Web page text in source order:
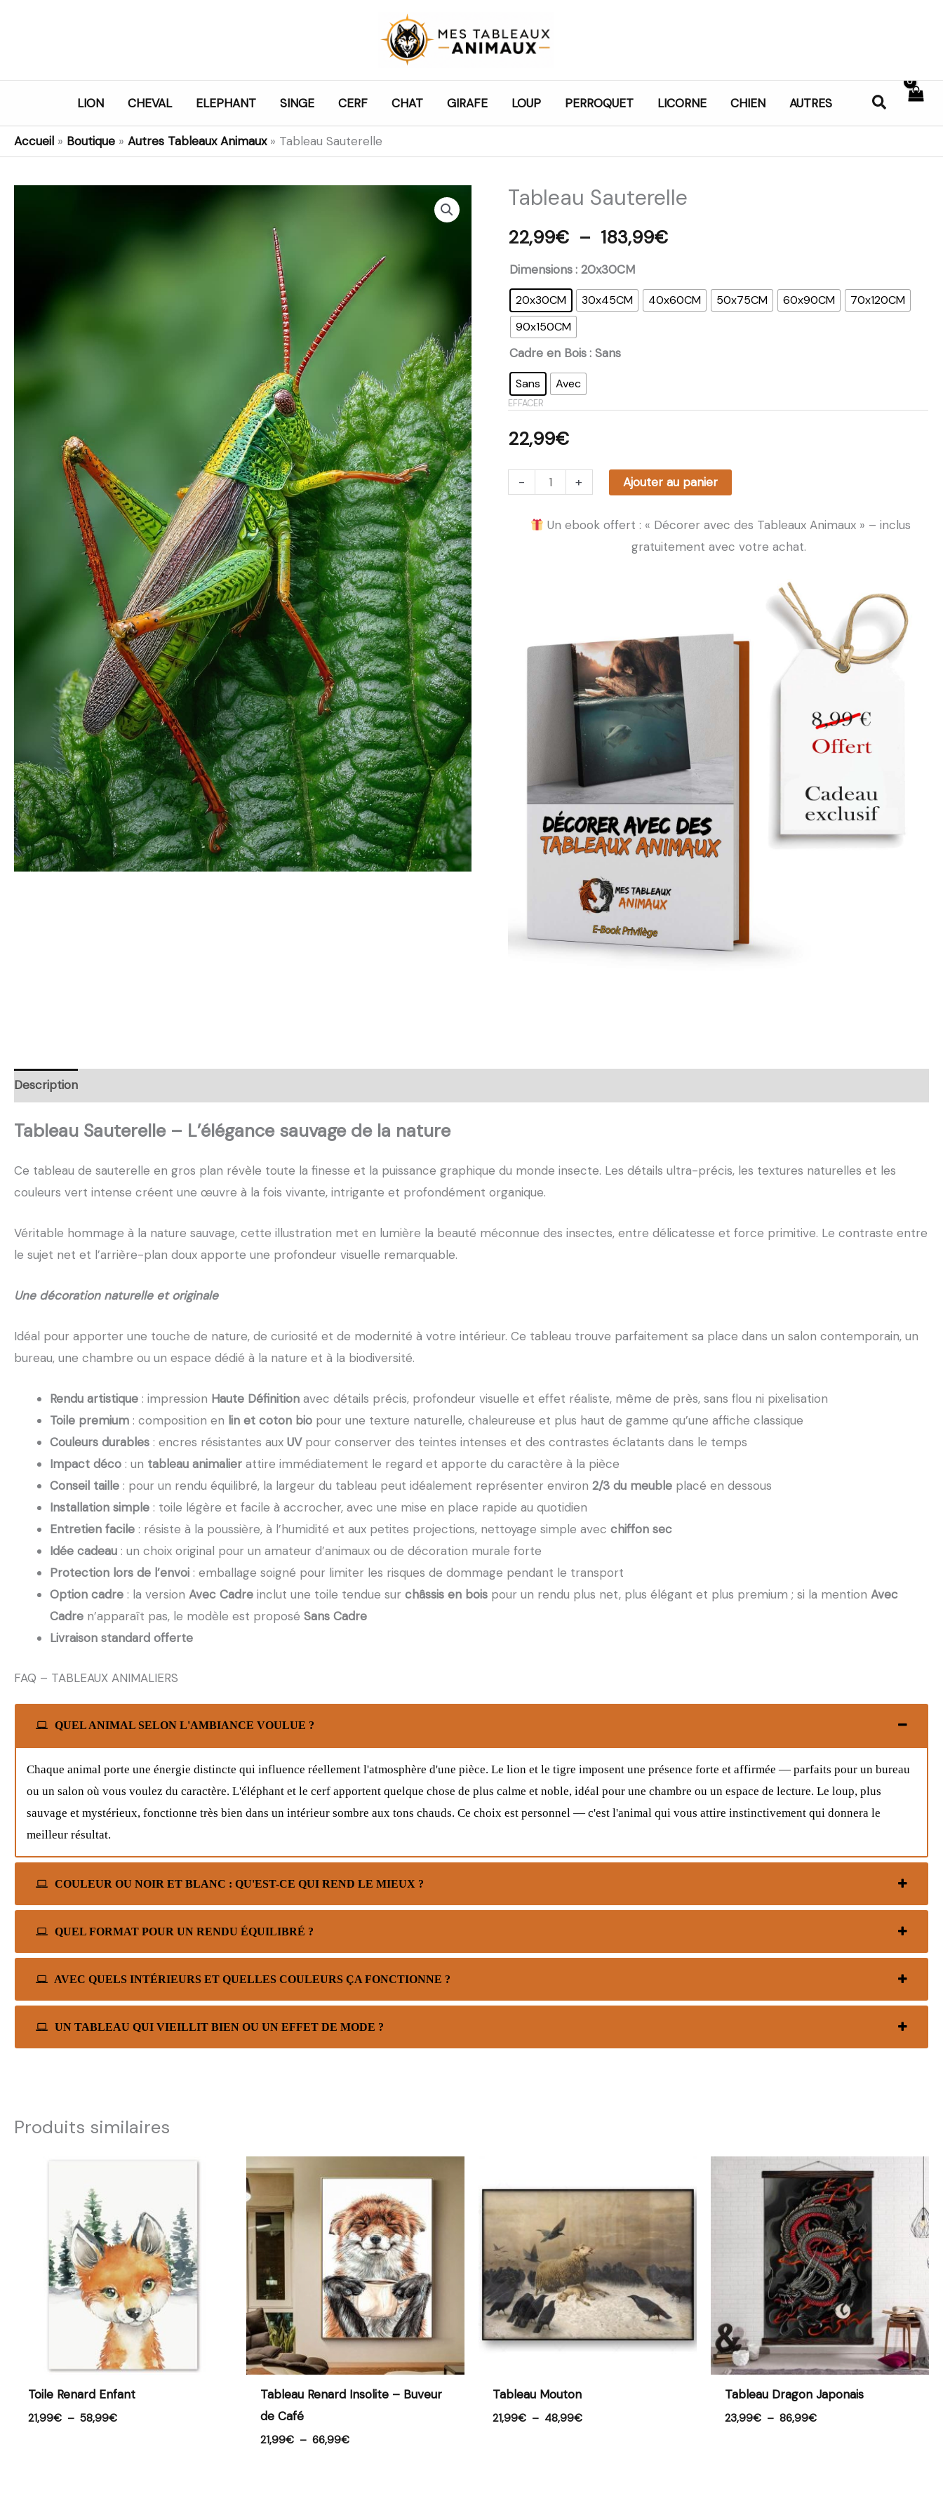
LION CHEVAL ELEPHANT SINGE CERF CHAT GIRAFE LOUP PERROQUET LICORNE CHIEN AUTRES
Accueil » Boutique » Autres Tableaux Animaux» Tableau Sauterelle
Tableau Sauterelle
22,99€ – 183,99€
Plage
de
22,99€
Dimensions: 20x30CM
20x30CM 30x45CM 40x60CM 50x75CM 60x90CM
70x120CM
90x150CM
Cadre en Bois: Sans
Sans Avec
EFFACER
22,99€
-
quantité
Tableau
Sauterelle
+ Ajouter au panier
Un ebook offert : « Décorer avec des Tableaux Animaux » – inclus
gratuitement avec votre achat.
Description
Tableau Sauterelle – L’élégance sauvage de la nature
Ce tableau de sauterelle en gros plan révèle toute la finesse et la puissance graphique du monde insecte. Les détails ultra-précis, les textures naturelles et les
couleurs vert intense créent une œuvre à la fois vivante, intrigante et profondément organique.
Véritable hommage à la nature sauvage, cette illustration met en lumière la beauté méconnue des insectes, entre délicatesse et force primitive. Le contraste entre
le sujet net et l’arrière-plan doux apporte une profondeur visuelle remarquable.
Une décoration naturelle et originale
Idéal pour apporter une touche de nature, de curiosité et de modernité à votre intérieur. Ce tableau trouve parfaitement sa place dans un salon contemporain, un
bureau, une chambre ou un espace dédié à la nature et à la biodiversité.
Rendu artistique : impression Haute Définition avec détails précis, profondeur visuelle et effet réaliste, même de près, sans flou ni pixelisation
Toile premium : composition en lin et coton bio pour une texture naturelle, chaleureuse et plus haut de gamme qu’une affiche classique
Couleurs durables : encres résistantes aux UVpour conserver des teintes intenses et des contrastes éclatants dans le temps
Impact déco : un tableau animalier attire immédiatement le regard et apporte du caractère à la pièce
Conseil taille : pour un rendu équilibré, la largeur du tableau peut idéalement représenter environ 2/3 du meuble placé en dessous
Installation simple : toile légère et facile à accrocher, avec une mise en place rapide au quotidien
Entretien facile : résiste à la poussière, à l’humidité et aux petites projections, nettoyage simple avec chiffon sec
Idée cadeau : un choix original pour un amateur d’animaux ou de décoration murale forte
Protection lors de l’envoi : emballage soigné pour limiter les risques de dommage pendant le transport
Option cadre : la version Avec Cadre inclut une toile tendue sur châssis en bois pour un rendu plus net, plus élégant et plus premium ; si la mention Avec
Cadre n’apparaît pas, le modèle est proposé Sans Cadre
Livraison standard offerte
FAQ – TABLEAUX ANIMALIERS
QUEL ANIMAL SELON L'AMBIANCE VOULUE ?
Chaque animal porte une énergie distincte qui influence réellement l'atmosphère d'une pièce. Le lion et le tigre imposent une présence forte et affirmée — parfaits pour un bureau
ou un salon où vous voulez du caractère. L'éléphant et le cerf apportent quelque chose de plus calme et noble, idéal pour une chambre ou un espace de lecture. Le loup, plus
sauvage et mystérieux, fonctionne très bien dans un intérieur sombre aux tons chauds. Ce choix est personnel — c'est l'animal qui vous attire instinctivement qui donnera le
meilleur résultat.
COULEUR OU NOIR ET BLANC : QU'EST-CE QUI REND LE MIEUX ?
QUEL FORMAT POUR UN RENDU ÉQUILIBRÉ ?
AVEC QUELS INTÉRIEURS ET QUELLES COULEURS ÇA FONCTIONNE ?
UN TABLEAU QUI VIEILLIT BIEN OU UN EFFET DE MODE ?
Produits similaires
Toile Renard Enfant
21,99€ – 58,99€
58,99€
Tableau Renard Insolite – Buveur
de Café
21,99€ – 66,99€
de
21,99€
à
66,99€
Tableau Mouton
21,99€ – 48,99€
prix :
Tableau Dragon Japonais
23,99€ – 86,99€
Plage
de
prix :
23,99€
à
86,99€